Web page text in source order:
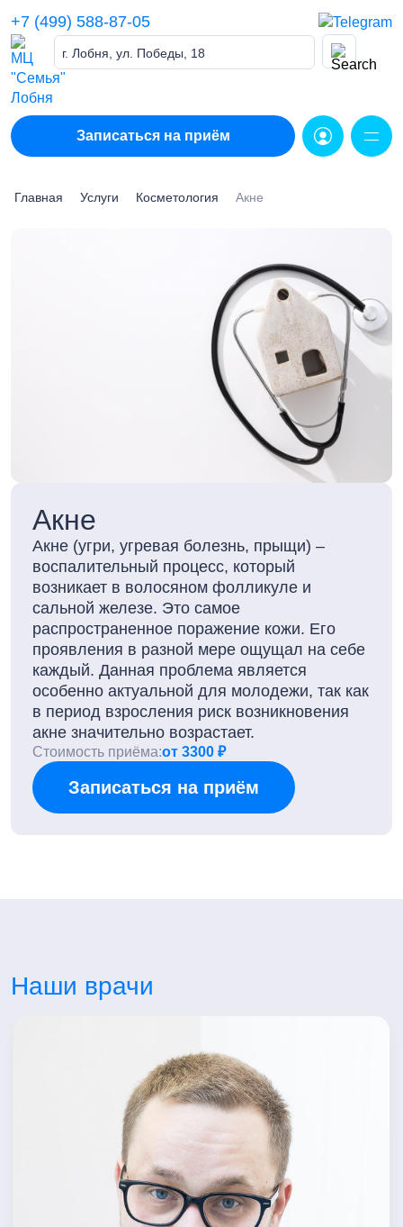
content
+7 (499) 588-87-05
г. Лобня, ул. Победы, 18
Записаться на приём
Главная Услуги Косметология Акне
Акне
Акне (угри, угревая болезнь, прыщи) –
воспалительный процесс, который
возникает в волосяном фолликуле и
сальной железе. Это самое
распространенное поражение кожи. Его
проявления в разной мере ощущал на себе
каждый. Данная проблема является
особенно актуальной для молодежи, так как
в период взросления риск возникновения
акне значительно возрастает.
Стоимость приёма:от 3300 ₽
Записаться на приём
Наши врачи